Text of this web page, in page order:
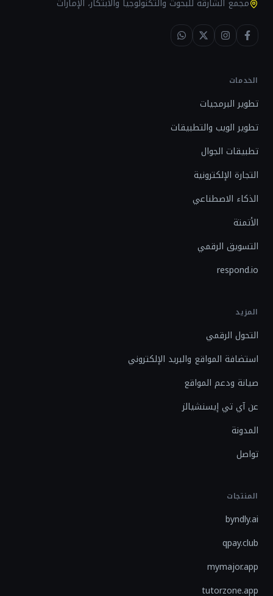
مجمع الشارقة للبحوث والتكنولوجيا والابتكار، الإمارات
الخدمات
تطوير البرمجيات
تطوير الويب والتطبيقات
تطبيقات الجوال
التجارة الإلكترونية
الذكاء الاصطناعي
الأتمتة
التسويق الرقمي
respond.io
المزيد
التحول الرقمي
استضافة المواقع والبريد الإلكتروني
صيانة ودعم المواقع
عن آي تي إيسنشيالز
المدونة
تواصل
المنتجات
byndly.ai
qpay.club
mymajor.app
tutorzone.app